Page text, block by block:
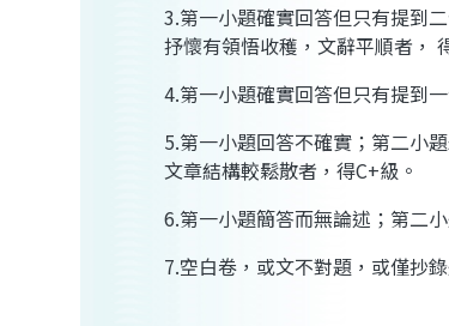
3.第一小題確實回答但只有提到
抒懷有領悟收穫，文辭平順者，
4.第一小題確實回答但只有提到
5.第一小題回答不確實；第二小
文章結構較鬆散者，得C+級。
6.第一小題簡答而無論述；第二
7.空白卷，或文不對題，或僅抄